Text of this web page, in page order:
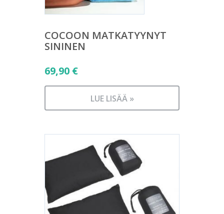
COCOON MATKATYYNYT
SININEN
69,90 €
LUE LISÄÄ »